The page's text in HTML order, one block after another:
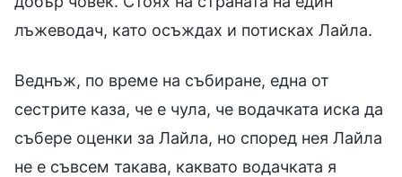
лъжеводач, като осъждах и потисках Лайла.
Веднъж, по време на събиране, една от
сестрите каза, че е чула, че водачката иска да
събере оценки за Лайла, но според нея Лайла
не е съвсем такава, каквато водачката я